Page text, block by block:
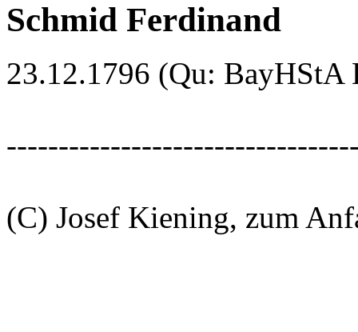
Schmid Ferdinand
23.12.1796 (Qu:
(C) Josef Kiening, zum